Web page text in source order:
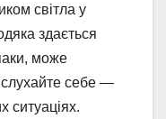
світла у
здається
може
себе —
ситуаціях.